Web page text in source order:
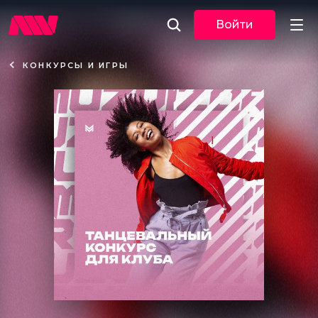
Новости
Музыка
По трекам
По жанрам
Плейлисты
Event
Войти
КОНКУРСЫ И ИГРЫ